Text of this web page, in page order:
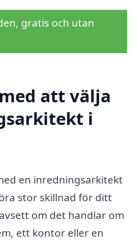
gratis och utan
att välja
i
en inredningsarkitekt
stor skillnad för ditt
om det handlar om
ett kontor eller en